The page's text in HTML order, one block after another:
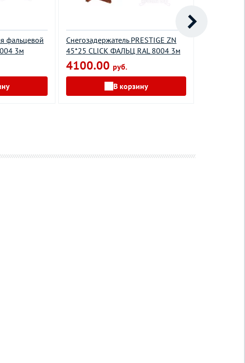
фальцевой
3м
Снегозадержатель PRESTIGE ZN
45*25 CLICK ФАЛЬЦ RAL 8004 3м
4100.00 руб.
В корзину